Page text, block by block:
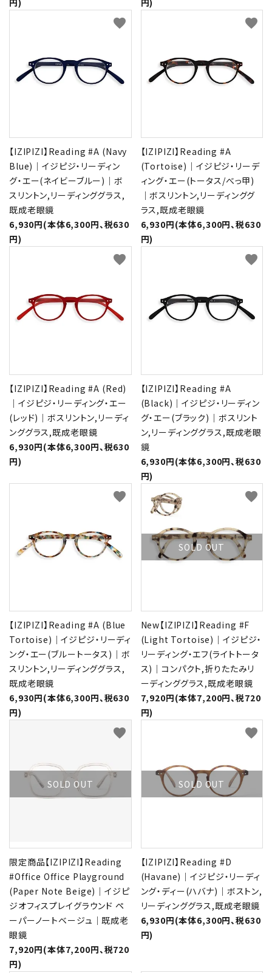
【IZIPIZI】Reading #A (Navy
Blue)｜イジピジ・リーディン
グ・エー(ネイビーブルー)｜ボ
スリントン,リーディンググラス,
既成老眼鏡
6,930円(本体6,300円、税630
円)
favorite
【IZIPIZI】Reading #A
(Tortoise)｜イジピジ・リーデ
ィング・エー(トータス/べっ甲)
｜ボスリントン,リーディンググ
ラス,既成老眼鏡
6,930円(本体6,300円、税630
円)
favorite
【IZIPIZI】Reading #A (Red)
｜イジピジ・リーディング・エー
(レッド)｜ボスリントン,リーディ
ンググラス,既成老眼鏡
6,930円(本体6,300円、税630
円)
favorite
【IZIPIZI】Reading #A
(Black)｜イジピジ・リーディン
グ・エー(ブラック)｜ボスリント
ン,リーディンググラス,既成老眼
鏡
6,930円(本体6,300円、税630
円)
favorite
【IZIPIZI】Reading #A (Blue
Tortoise)｜イジピジ・リーディ
ング・エー(ブルートータス)｜ボ
スリントン,リーディンググラス,
既成老眼鏡
6,930円(本体6,300円、税630
円)
favorite
SOLD OUT
New【IZIPIZI】Reading #F
(Light Tortoise)｜イジピジ・
リーディング・エフ(ライトトータ
ス)｜コンパクト,折りたたみリ
ーディンググラス,既成老眼鏡
7,920円(本体7,200円、税720
円)
favorite
SOLD OUT
限定商品【IZIPIZI】Reading
#Office Office Playground
(Paper Note Beige)｜イジピ
ジオフィスプレイグラウンド ペ
ーパーノートベージュ｜既成老
眼鏡
7,920円(本体7,200円、税720
円)
favorite
SOLD OUT
【IZIPIZI】Reading #D
(Havane)｜イジピジ・リーディ
ング・ディー(ハバナ)｜ボストン,
リーディンググラス,既成老眼鏡
6,930円(本体6,300円、税630
円)
favorite